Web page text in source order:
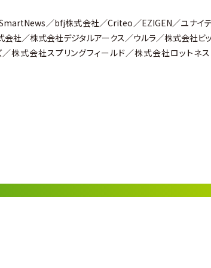
／bfj株式会社／Criteo／EZIGEN／ユナイ
社／株式会社デジタルアークス／ウルラ／株式会社ビ
式会社スプリングフィールド／株式会社ロットネ